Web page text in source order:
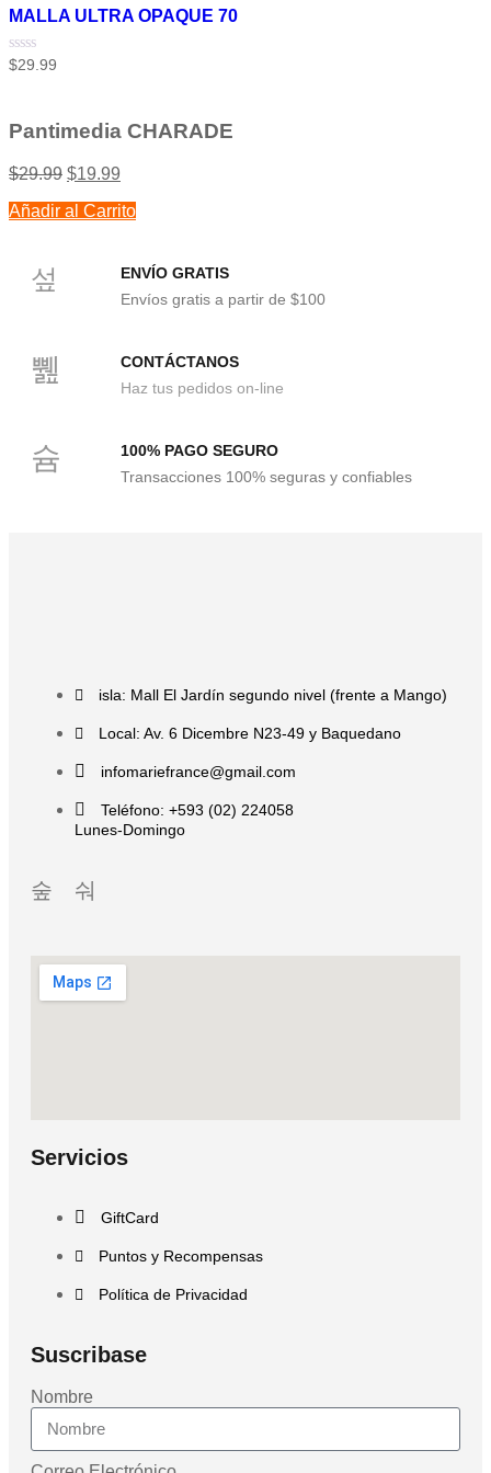
MALLA ULTRA OPAQUE 70
Valorado
5
$29.99
Pantimedia CHARADE
$29.99 $19.99
Añadir al Carrito
ENVÍO GRATIS
Envíos gratis a partir de $100
CONTÁCTANOS
Haz tus pedidos on-line
100% PAGO SEGURO
Transacciones 100% seguras y confiables
isla: Mall El Jardín segundo nivel (frente a Mango)
Local: Av. 6 Dicembre N23-49 y Baquedano
infomariefrance@gmail.com
Teléfono: +593 (02) 224058
Lunes-Domingo
Servicios
GiftCard
Puntos y Recompensas
Política de Privacidad
Suscribase
Nombre